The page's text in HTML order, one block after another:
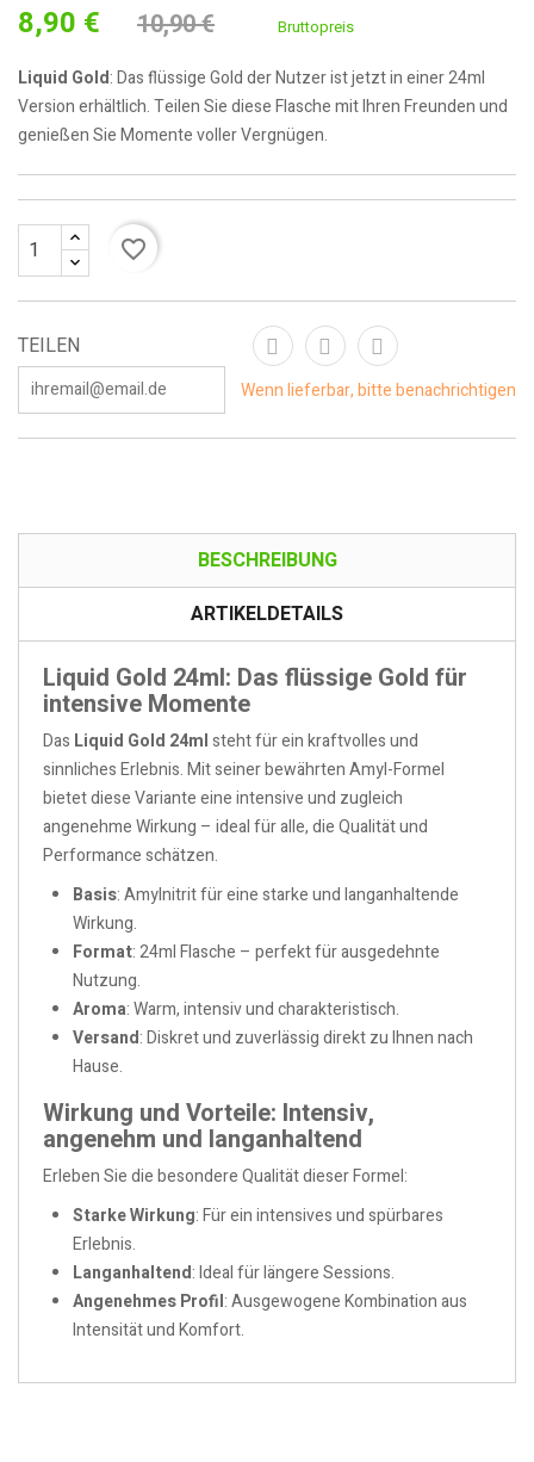
8,90 € 10,90 € Bruttopreis
Liquid Gold: Das flüssige Gold der Nutzer ist jetzt in einer 24ml
Version erhältlich. Teilen Sie diese Flasche mit Ihren Freunden und
genießen Sie Momente voller Vergnügen.
favorite_border
TEILEN
Wenn lieferbar, bitte benachrichtigen
BESCHREIBUNG
ARTIKELDETAILS
Liquid Gold 24ml: Das flüssige Gold für
intensive Momente
Das Liquid Gold 24mlsteht für ein kraftvolles und
sinnliches Erlebnis. Mit seiner bewährten Amyl-Formel
bietet diese Variante eine intensive und zugleich
angenehme Wirkung – ideal für alle, die Qualität und
Performance schätzen.
Basis: Amylnitrit für eine starke und langanhaltende
Wirkung.
Format: 24ml Flasche – perfekt für ausgedehnte
Nutzung.
Aroma: Warm, intensiv und charakteristisch.
Versand: Diskret und zuverlässig direkt zu Ihnen nach
Hause.
Wirkung und Vorteile: Intensiv,
angenehm und langanhaltend
Erleben Sie die besondere Qualität dieser Formel:
Starke Wirkung: Für ein intensives und spürbares
Erlebnis.
Langanhaltend: Ideal für längere Sessions.
Angenehmes Profil: Ausgewogene Kombination aus
Intensität und Komfort.